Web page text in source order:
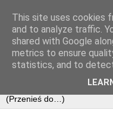
This site uses cookies
and to analyze traffic.
shared with Google
metrics to ensure
statistics, and to